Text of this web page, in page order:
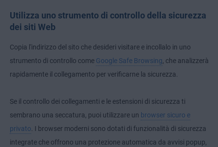
Utilizza uno strumento di controllo della sicurezza
dei siti Web
Copia l'indirizzo del sito che desideri visitare e incollalo in uno
strumento di controllo come Google Safe Browsing, che analizzerà
rapidamente il collegamento per verificarne la sicurezza.
Se il controllo dei collegamenti e le estensioni di sicurezza ti
sembrano una seccatura, puoi utilizzare un browser sicuro e
privato. I browser moderni sono dotati di funzionalità di sicurezza
integrate che offrono una protezione automatica da avvisi popup,